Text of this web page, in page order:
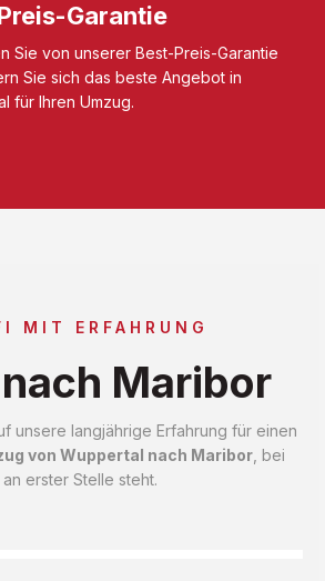
Garantie
Sie von unserer Best-Preis-Garantie
Sie sich das beste Angebot in
für Ihren Umzug.
MIT ERFAHRUNG
Maribor
unsere langjährige Erfahrung für einen
von Wuppertal nach Maribor , bei
erster Stelle steht.